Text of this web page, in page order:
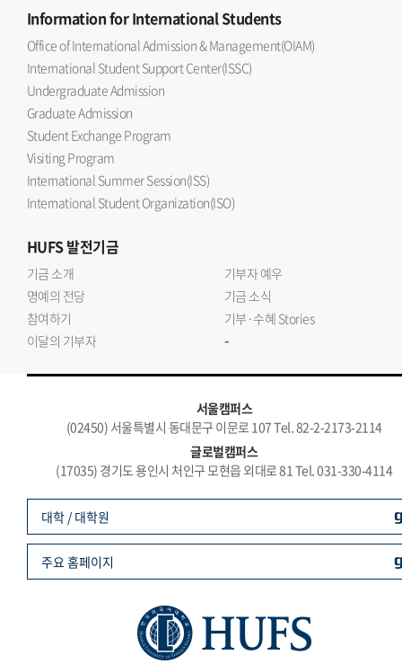
Informationfor International Students
Office of International Admission & Management(OIAM)
International Student Support Center(ISSC)
Undergraduate Admission
Graduate Admission
Student Exchange Program
Visiting Program
International Summer Session(ISS)
International Student Organization(ISO)
HUFS발전기금
기금 소개
기부자 예우
명예의 전당
기금 소식
참여하기
기부·수혜 Stories
이달의 기부자
-
서울캠퍼스
(02450) 서울특별시 동대문구 이문로 107 Tel. 82-2-2173-2114
글로벌캠퍼스
(17035) 경기도 용인시 처인구 모현읍 외대로 81 Tel. 031-330-4114
대학 / 대학원
주요 홈페이지